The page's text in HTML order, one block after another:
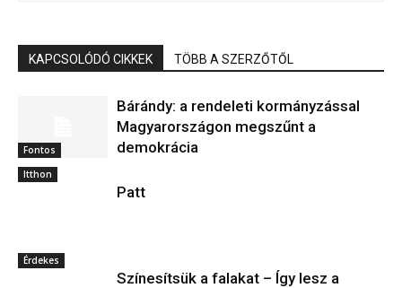
KAPCSOLÓDÓ CIKKEK TÖBB A SZERZŐTŐL
Fontos
Bárándy: a rendeleti kormányzással
Magyarországon megszűnt a
demokrácia
Itthon
Patt
Érdekes
Színesítsük a falakat – Így lesz a